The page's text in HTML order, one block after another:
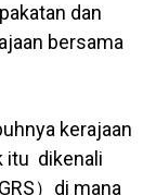
dan
bersama
kerajaan
itu dikenali
）di mana